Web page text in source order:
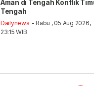
Aman di Tengah Konflik
Tengah
Dailynews - Rabu , 05 Aug 2026,
23:15 WIB